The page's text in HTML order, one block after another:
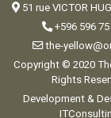
51 rue VICTOR
+596 596 75
the-
Copyright © 2020
Rights
Development &